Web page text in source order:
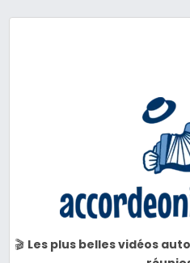
🎬 Les plus belles vidéos